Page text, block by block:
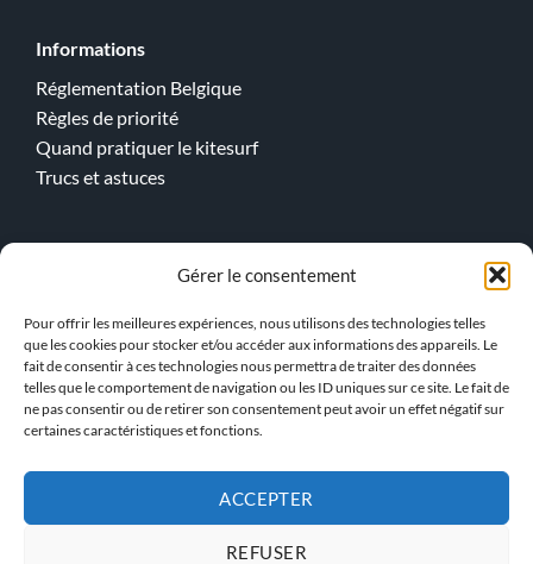
Gérer le consentement
Pour offrir les meilleures expériences, nous utilisons des technologies telles
que les cookies pour stocker et/ou accéder aux informations des appareils. Le
fait de consentir à ces technologies nous permettra de traiter des données
telles que le comportement de navigation ou les ID uniques sur ce site. Le fait de
ne pas consentir ou de retirer son consentement peut avoir un effet négatif sur
certaines caractéristiques et fonctions.
ACCEPTER
REFUSER
Informations
Réglementation Belgique
Règles de priorité
Quand pratiquer le kitesurf
Trucs et astuces
Wingfoil
> Notre Equipe !